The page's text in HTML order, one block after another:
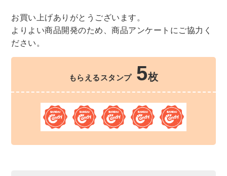
お買い上げありがとうございます。
よりよい商品開発のため、商品アンケートにご協力く
ださい。
もらえるスタンプ 5枚